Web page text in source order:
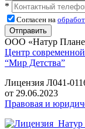
*
Согласен на
ООО «Натур
Центр
“Мир Детства”
Лицензия Л041-
от 29.06.2023
Правовая и